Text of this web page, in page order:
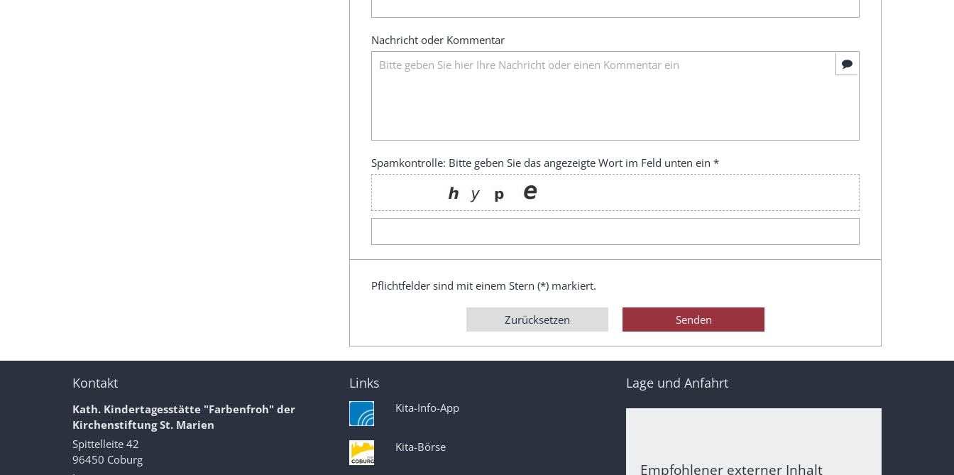
Nachricht oder Kommentar
Spamkontrolle: Bitte geben Sie das angezeigte Wort im Feld unten ein *
Pflichtfelder sind mit einem Stern (*) markiert.
Zurücksetzen
Kontakt
Kath. Kindertagesstätte "Farbenfroh" der
Kirchenstiftung St. Marien
Spittelleite 42
96450 Coburg
Links
Kita-Info-App
Kita-Börse
Lage und Anfahrt
Empfohlener externer Inhalt